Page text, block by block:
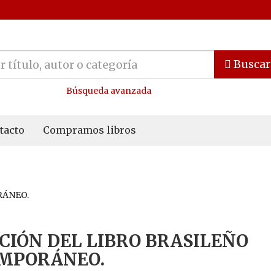
Buscar
Búsqueda avanzada
Compramos libros
DEL LIBRO BRASILEÑO